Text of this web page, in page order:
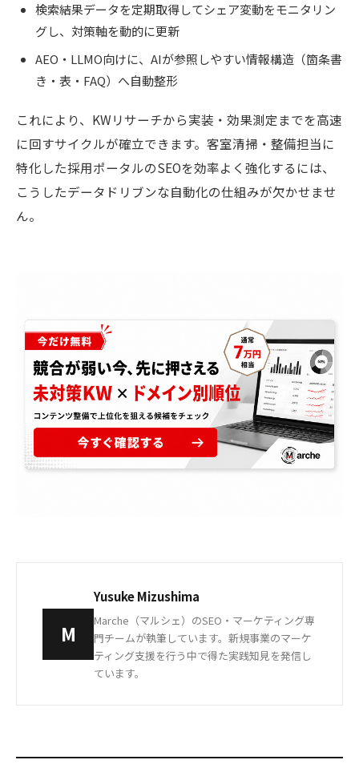
検索結果データを定期取得してシェア変動をモニタリン
グし、対策軸を動的に更新
AEO・LLMO向けに、AIが参照しやすい情報構造（箇条書
き・表・FAQ）へ自動整形
これにより、KWリサーチから実装・効果測定までを高速
に回すサイクルが確立できます。客室清掃・整備担当に
特化した採用ポータルのSEOを効率よく強化するには、
こうしたデータドリブンな自動化の仕組みが欠かせませ
ん。
M
Yusuke Mizushima
Marche（マルシェ）のSEO・マーケティング専
門チームが執筆しています。新規事業のマーケ
ティング支援を行う中で得た実践知見を発信し
ています。